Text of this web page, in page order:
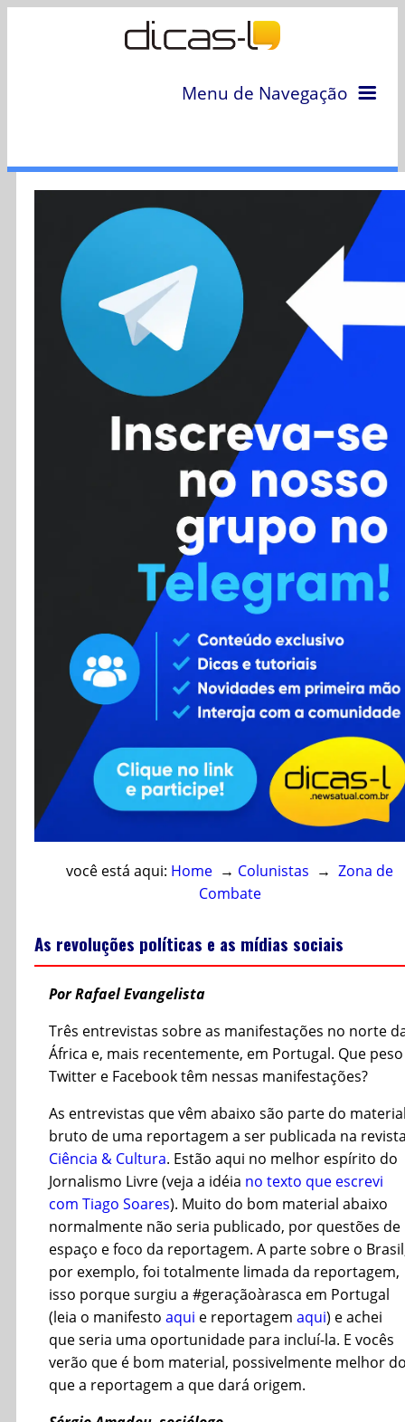
Menu de Navegação
Colunas
Colaboradores
Cursos
Enviar Dica
Contato
RSS
você está aqui: Home → Colunistas → Zona de
Combate
As revoluções políticas e as mídias sociais
Por Rafael Evangelista
Três entrevistas sobre as manifestações no norte
África e, mais recentemente, em Portugal. Que peso
Twitter e Facebook têm nessas manifestações?
As entrevistas que vêm abaixo são parte do
bruto de uma reportagem a ser publicada na
Ciência & Cultura. Estão aqui no melhor espírito do
Jornalismo Livre (veja a idéia no texto que escrevi
com Tiago Soares). Muito do bom material abaixo
normalmente não seria publicado, por questões de
espaço e foco da reportagem. A parte sobre o
por exemplo, foi totalmente limada da reportagem,
isso porque surgiu a #geraçãoàrasca em Portugal
(leia o manifesto aqui e reportagem aqui) e achei
que seria uma oportunidade para incluí-la. E vocês
verão que é bom material, possivelmente melhor
que a reportagem a que dará origem.